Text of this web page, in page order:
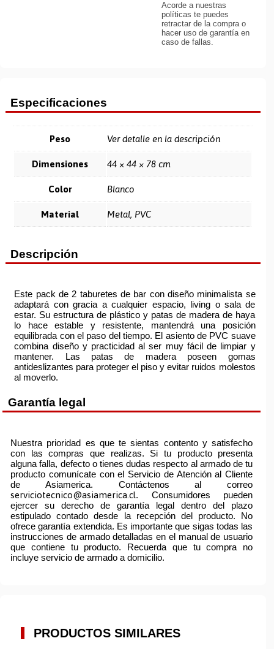
Acorde a nuestras
políticas te puedes
retractar de la compra o
hacer uso de garantía en
caso de fallas.
Especificaciones
Peso Ver detalle en la descripción
Dimensiones 44 × 44 × 78 cm
Color Blanco
Material Metal, PVC
Descripción
Este pack de 2 taburetes de bar con diseño minimalista se
adaptará con gracia a cualquier espacio, living o sala de
estar. Su estructura de plástico y patas de madera de haya
lo hace estable y resistente, mantendrá una posición
equilibrada con el paso del tiempo. El asiento de PVC suave
combina diseño y practicidad al ser muy fácil de limpiar y
mantener. Las patas de madera poseen gomas
antideslizantes para proteger el piso y evitar ruidos molestos
al moverlo.
Garantía legal
Nuestra prioridad es que te sientas contento y satisfecho
con las compras que realizas. Si tu producto presenta
alguna falla, defecto o tienes dudas respecto al armado de tu
producto comunícate con el Servicio de Atención al Cliente
de Asiamerica. Contáctenos al correo
serviciotecnico@asiamerica.cl. Consumidores pueden
ejercer su derecho de garantía legal dentro del plazo
estipulado contado desde la recepción del producto. No
ofrece garantía extendida. Es importante que sigas todas las
instrucciones de armado detalladas en el manual de usuario
que contiene tu producto. Recuerda que tu compra no
incluye servicio de armado a domicilio.
PRODUCTOS SIMILARES